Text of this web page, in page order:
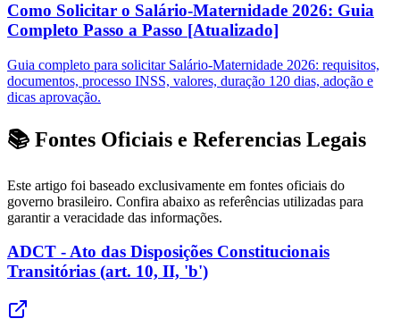
Como Solicitar o Salário-Maternidade 2026: Guia
Completo Passo a Passo [Atualizado]
Guia completo para solicitar Salário-Maternidade 2026: requisitos,
documentos, processo INSS, valores, duração 120 dias, adoção e
dicas aprovação.
📚 Fontes Oficiais e Referencias Legais
Este artigo foi baseado exclusivamente em fontes oficiais do
governo brasileiro. Confira abaixo as referências utilizadas para
garantir a veracidade das informações.
ADCT - Ato das Disposições Constitucionais
Transitórias (art. 10, II, 'b')